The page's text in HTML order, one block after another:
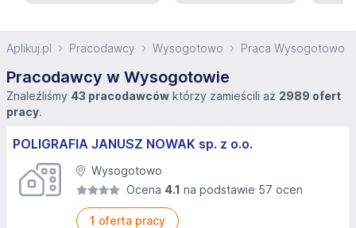
Aplikuj.pl Pracodawcy Wysogotowo Praca Wysogotowo
Pracodawcy w Wysogotowie
Znaleźliśmy 43 pracodawców którzy zamieścili aż 2989 ofert
pracy.
POLIGRAFIA JANUSZ NOWAK sp. z o.o.
Wysogotowo
Ocena 4.1 na podstawie 57 ocen
1 oferta pracy